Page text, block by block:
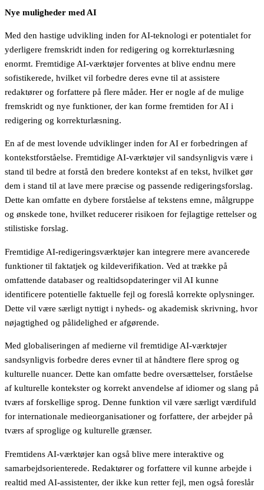
Nye muligheder med AI
Med den hastige udvikling inden for AI-teknologi er potentialet for
yderligere fremskridt inden for redigering og korrekturlæsning
enormt. Fremtidige AI-værktøjer forventes at blive endnu mere
sofistikerede, hvilket vil forbedre deres evne til at assistere
redaktører og forfattere på flere måder. Her er nogle af de mulige
fremskridt og nye funktioner, der kan forme fremtiden for AI i
redigering og korrekturlæsning.
En af de mest lovende udviklinger inden for AI er forbedringen af
kontekstforståelse. Fremtidige AI-værktøjer vil sandsynligvis være i
stand til bedre at forstå den bredere kontekst af en tekst, hvilket gør
dem i stand til at lave mere præcise og passende redigeringsforslag.
Dette kan omfatte en dybere forståelse af tekstens emne, målgruppe
og ønskede tone, hvilket reducerer risikoen for fejlagtige rettelser og
stilistiske forslag.
Fremtidige AI-redigeringsværktøjer kan integrere mere avancerede
funktioner til faktatjek og kildeverifikation. Ved at trække på
omfattende databaser og realtidsopdateringer vil AI kunne
identificere potentielle faktuelle fejl og foreslå korrekte oplysninger.
Dette vil være særligt nyttigt i nyheds- og akademisk skrivning, hvor
nøjagtighed og pålidelighed er afgørende.
Med globaliseringen af medierne vil fremtidige AI-værktøjer
sandsynligvis forbedre deres evner til at håndtere flere sprog og
kulturelle nuancer. Dette kan omfatte bedre oversættelser, forståelse
af kulturelle kontekster og korrekt anvendelse af idiomer og slang på
tværs af forskellige sprog. Denne funktion vil være særligt værdifuld
for internationale medieorganisationer og forfattere, der arbejder på
tværs af sproglige og kulturelle grænser.
Fremtidens AI-værktøjer kan også blive mere interaktive og
samarbejdsorienterede. Redaktører og forfattere vil kunne arbejde i
realtid med AI-assistenter, der ikke kun retter fejl, men også foreslår